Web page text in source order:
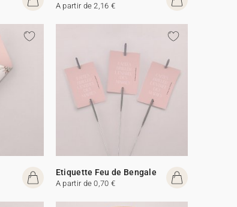
A partir de 2,16 €
Etiquette Feu de Bengale
A partir de 0,70 €